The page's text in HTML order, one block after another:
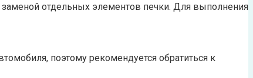
отдельных элементов печки. Для выполнения
поэтому рекомендуется обратиться к